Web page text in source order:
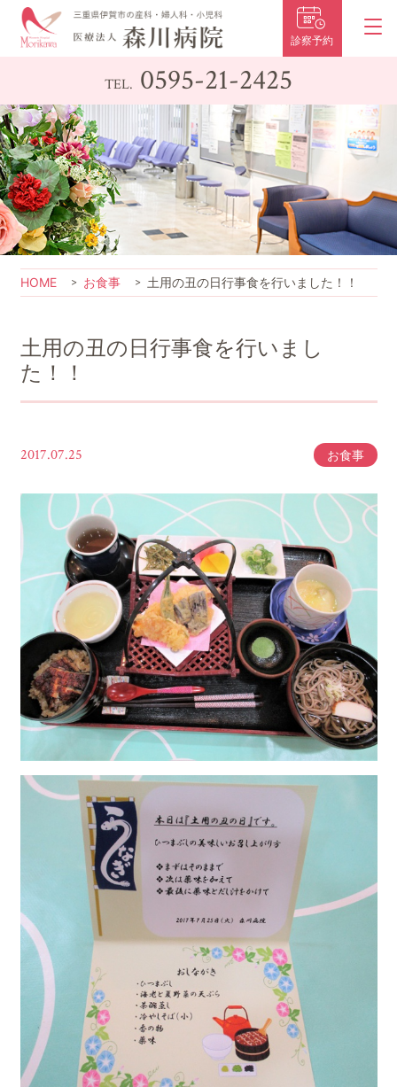
診察予約
TEL. 0595-21-2425
HOME お食事 土用の丑の日行事食を行いました！！
土用の丑の日行事食を行いまし
た！！
2017.07.25 お食事